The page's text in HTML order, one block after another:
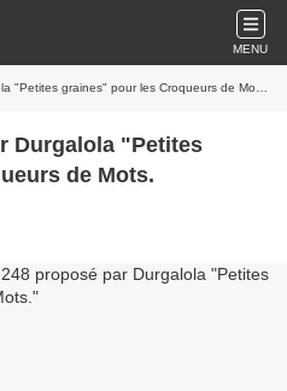
MENU
"Petites graines" pour les Croqueurs de Mots.
Durgalola "Petites
de Mots.